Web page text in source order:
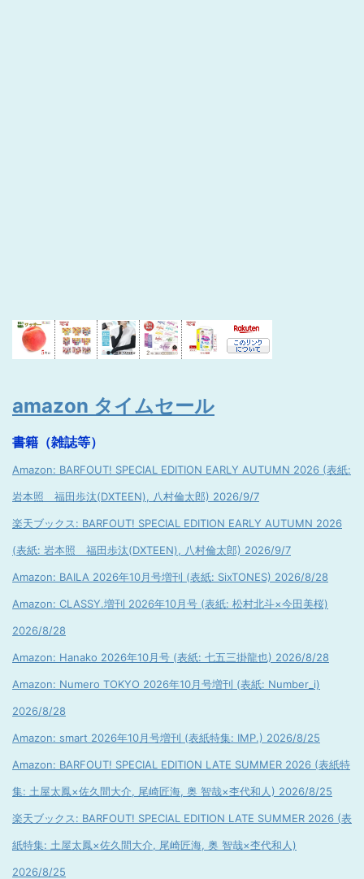
amazon タイムセール
書籍（雑誌等）
Amazon: BARFOUT! SPECIAL EDITION EARLY AUTUMN 2026 (表紙:
岩本照 福田歩汰(DXTEEN), 八村倫太郎) 2026/9/7
楽天ブックス: BARFOUT! SPECIAL EDITION EARLY AUTUMN 2026
(表紙: 岩本照 福田歩汰(DXTEEN), 八村倫太郎) 2026/9/7
Amazon: BAILA 2026年10月号増刊 (表紙: SixTONES) 2026/8/28
Amazon: CLASSY.増刊 2026年10月号 (表紙: 松村北斗×今田美桜)
2026/8/28
Amazon: Hanako 2026年10月号 (表紙: 七五三掛龍也) 2026/8/28
Amazon: Numero TOKYO 2026年10月号増刊 (表紙: Number_i)
2026/8/28
Amazon: smart 2026年10月号増刊 (表紙特集: IMP.) 2026/8/25
Amazon: BARFOUT! SPECIAL EDITION LATE SUMMER 2026 (表紙特
集: 土屋太鳳×佐久間大介, 尾崎匠海, 奥 智哉×杢代和人) 2026/8/25
楽天ブックス: BARFOUT! SPECIAL EDITION LATE SUMMER 2026 (表
紙特集: 土屋太鳳×佐久間大介, 尾崎匠海, 奥 智哉×杢代和人)
2026/8/25